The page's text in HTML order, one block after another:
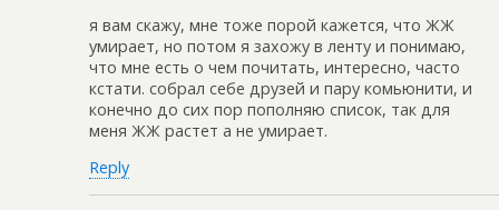
я вам скажу, мне тоже порой кажется, что ЖЖ
умирает, но потом я захожу в ленту и понимаю,
что мне есть о чем почитать, интересно, часто
кстати. собрал себе друзей и пару комьюнити, и
конечно до сих пор пополняю список, так для
меня ЖЖ растет а не умирает.
Reply